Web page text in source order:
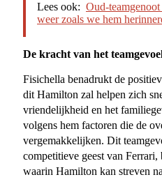
Lees ook: Oud-
weer zoals we hem
De kracht van het
Fisichella benadrukt de
dit Hamilton zal helpen zich
vriendelijkheid en het
volgens hem factoren die de
vergemakkelijken. Dit
competitieve geest van
waarin Hamilton kan streven